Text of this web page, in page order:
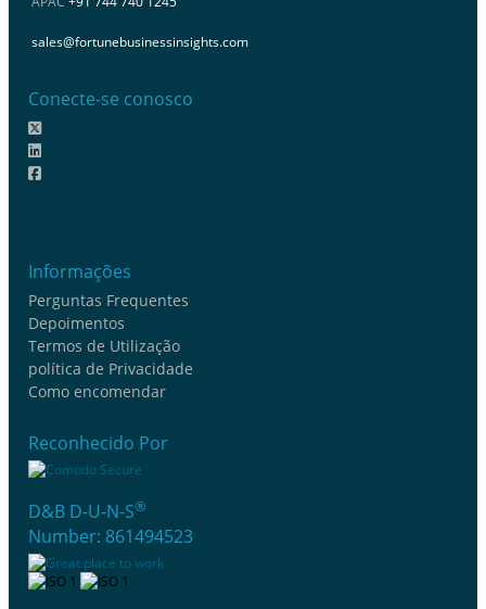
sales@fortunebusinessinsights.com
Conecte-se conosco
Informações
Perguntas Frequentes
Depoimentos
Termos de Utilização
política de Privacidade
Como encomendar
Reconhecido Por
D&B D-U-N-S®
Number: 861494523